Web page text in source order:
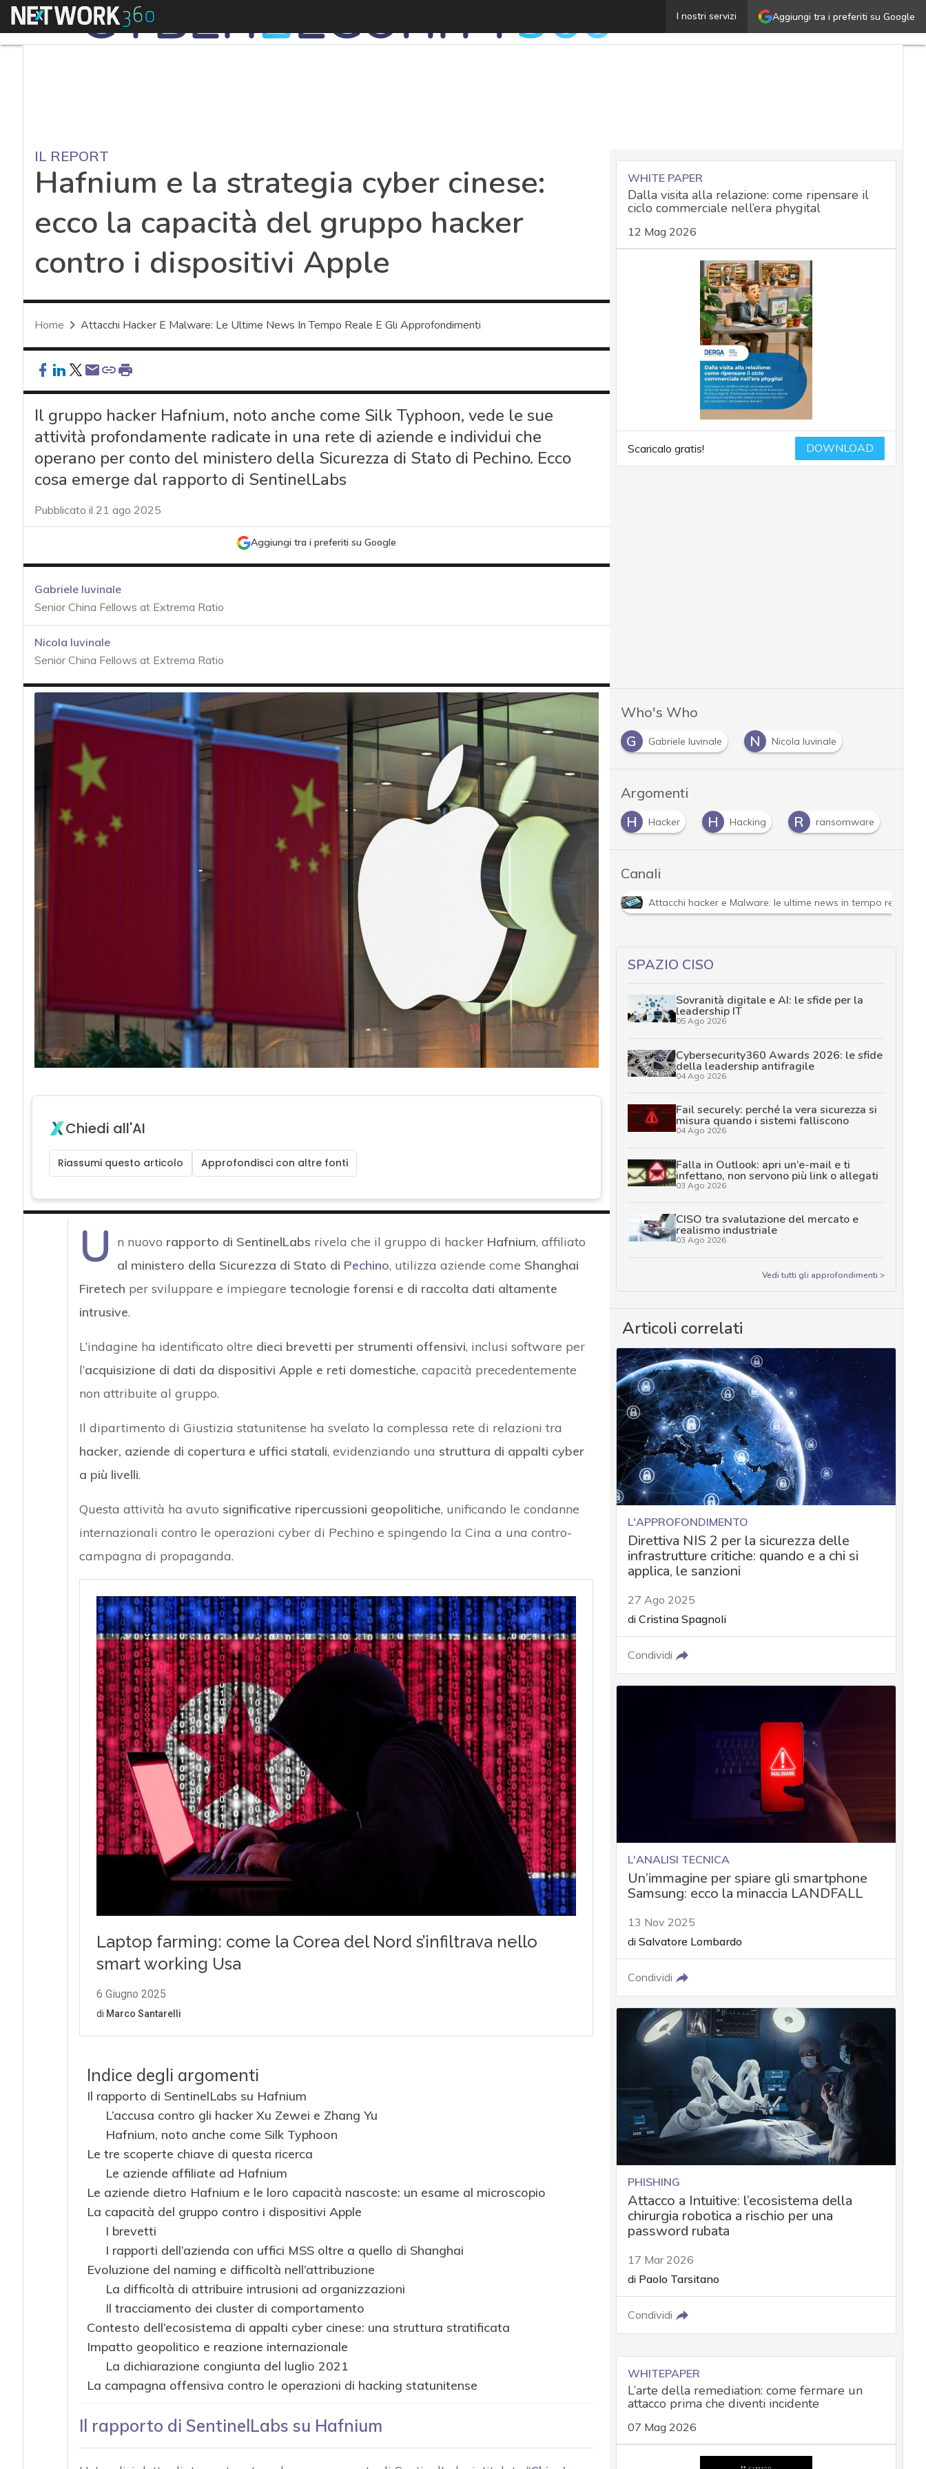
Aggiungi tra i preferiti su Google
I nostri servizi
Menu Hafnium e la strategia cyber cinese: ecco la capacità
IL REPORT
Hafnium e la strategia cyber cinese:
ecco la capacità del gruppo hacker
contro i dispositivi Apple
Home Attacchi Hacker E Malware: Le Ultime News In Tempo Reale E Gli Approfondimenti
Il gruppo hacker Hafnium, noto anche come Silk Typhoon, vede le sue
attività profondamente radicate in una rete di aziende e individui che
operano per conto del ministero della Sicurezza di Stato di Pechino. Ecco
cosa emerge dal rapporto di SentinelLabs
Pubblicato il 21 ago 2025
Aggiungi tra i preferiti su Google
Gabriele Iuvinale
Senior China Fellows at Extrema Ratio
Nicola Iuvinale
Senior China Fellows at Extrema Ratio
Chiedi all'AI
Riassumi questo articolo Approfondisci con altre fonti
U n nuovo rapporto di SentinelLabs rivela che il gruppo di hacker Hafnium, affiliato
al ministero della Sicurezza di Stato di Pechino, utilizza aziende come Shanghai
Firetech per sviluppare e impiegare tecnologie forensi e di raccolta dati altamente
intrusive.
L’indagine ha identificato oltre dieci brevetti per strumenti offensivi, inclusi software per
l’acquisizione di dati da dispositivi Apple e reti domestiche, capacità precedentemente
non attribuite al gruppo.
Il dipartimento di Giustizia statunitense ha svelato la complessa rete di relazioni tra
hacker, aziende di copertura e uffici statali, evidenziando una struttura di appalti cyber
a più livelli.
Questa attività ha avuto significative ripercussioni geopolitiche, unificando le condanne
internazionali contro le operazioni cyber di Pechino e spingendo la Cina a una contro-
campagna di propaganda.
Indice degli argomenti
Il rapporto di SentinelLabs su Hafnium
L’accusa contro gli hacker Xu Zewei e Zhang Yu
Hafnium, noto anche come Silk Typhoon
Le tre scoperte chiave di questa ricerca
Le aziende affiliate ad Hafnium
Le aziende dietro Hafnium e le loro capacità nascoste: un esame al microscopio
La capacità del gruppo contro i dispositivi Apple
I brevetti
I rapporti dell’azienda con uffici MSS oltre a quello di Shanghai
Evoluzione del naming e difficoltà nell’attribuzione
La difficoltà di attribuire intrusioni ad organizzazioni
Il tracciamento dei cluster di comportamento
Contesto dell’ecosistema di appalti cyber cinese: una struttura stratificata
Impatto geopolitico e reazione internazionale
La dichiarazione congiunta del luglio 2021
La campagna offensiva contro le operazioni di hacking statunitense
Il rapporto di SentinelLabs su Hafnium
WHITE PAPER
Dalla visita alla relazione: come ripensare il
ciclo commerciale nell’era phygital
12 Mag 2026
Scaricalo gratis! DOWNLOAD
Who's Who
G
Gabriele Iuvinale N Nicola Iuvinale
Argomenti
A
Applicazioni H Hacker H Hacking R ransomware
Canali
Attacchi hacker e Malware: le ultime news in tempo reale e
SPAZIO CISO
Sovranità digitale e AI: le sfide per la
leadership IT
05 Ago 2026
Cybersecurity360 Awards 2026: le sfide
della leadership antifragile
04 Ago 2026
Fail securely: perché la vera sicurezza si
misura quando i sistemi falliscono
04 Ago 2026
Falla in Outlook: apri un’e-mail e ti
infettano, non servono più link o allegati
03 Ago 2026
CISO tra svalutazione del mercato e
realismo industriale
03 Ago 2026
Vedi tutti gli approfondimenti >
Articoli correlati
L'APPROFONDIMENTO
Direttiva NIS 2 per la sicurezza delle
infrastrutture critiche: quando e a chi si
applica, le sanzioni
27 Ago 2025
di Cristina Spagnoli
Condividi
L'ANALISI TECNICA
Un’immagine per spiare gli smartphone
Samsung: ecco la minaccia LANDFALL
13 Nov 2025
di Salvatore Lombardo
Condividi
PHISHING
Attacco a Intuitive: l’ecosistema della
chirurgia robotica a rischio per una
password rubata
17 Mar 2026
di Paolo Tarsitano
Condividi
WHITEPAPER
L’arte della remediation: come fermare un
attacco prima che diventi incidente
07 Mag 2026